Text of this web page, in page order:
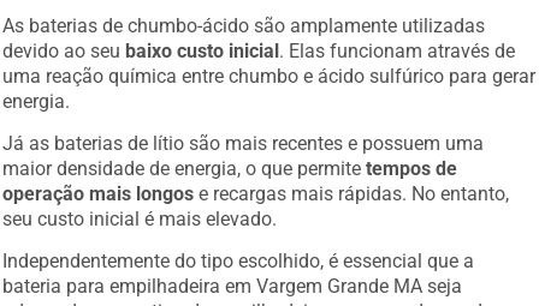
As baterias de chumbo-ácido são amplamente utilizadas
devido ao seu baixo custo inicial. Elas funcionam através de
uma reação química entre chumbo e ácido sulfúrico para gerar
energia.
Já as baterias de lítio são mais recentes e possuem uma
maior densidade de energia, o que permitetempos de
operação mais longos e recargas mais rápidas. No entanto,
seu custo inicial é mais elevado.
Independentemente do tipo escolhido, é essencial que a
bateria para empilhadeira em Vargem Grande MA seja